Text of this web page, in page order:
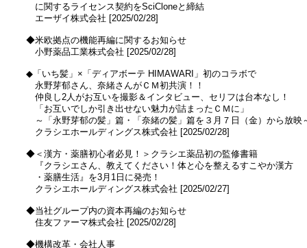
に関するライセンス契約をSciCloneと締結
エーザイ株式会社 [2025/02/28]
◆米欧拠点の機能再編に関するお知らせ
小野薬品工業株式会社 [2025/02/28]
◆「いち髪」×「ディアボーテ HIMAWARI」初のコラボで
永野芽郁さん、奈緒さんがＣＭ初共演！！
仲良し2人がお互いを撮影＆インタビュー、セリフは台本なし！
「お互いでしか引き出せない魅力が詰まったＣＭに」
～「永野芽郁の髪」篇・「奈緒の髪」篇を３月７日（金）から放映
クラシエホールディングス株式会社 [2025/02/28]
◆＜漢方・薬膳初心者必見！＞クラシエ薬品初の監修書籍
『クラシエさん、教えてください！体と心を整えるすこやか漢方
・薬膳生活』を3月1日に発売！
クラシエホールディングス株式会社 [2025/02/27]
◆当社グループ内の資本再編のお知らせ
住友ファーマ株式会社 [2025/02/28]
◆機構改革・会社人事